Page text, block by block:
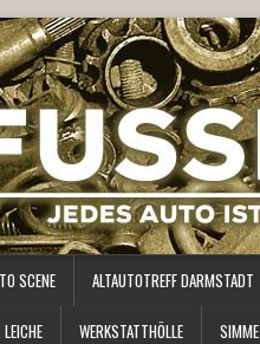
SCENE ALTAUTOTREFF DARMSTADT
WERKSTATTHÖLLE SIMME